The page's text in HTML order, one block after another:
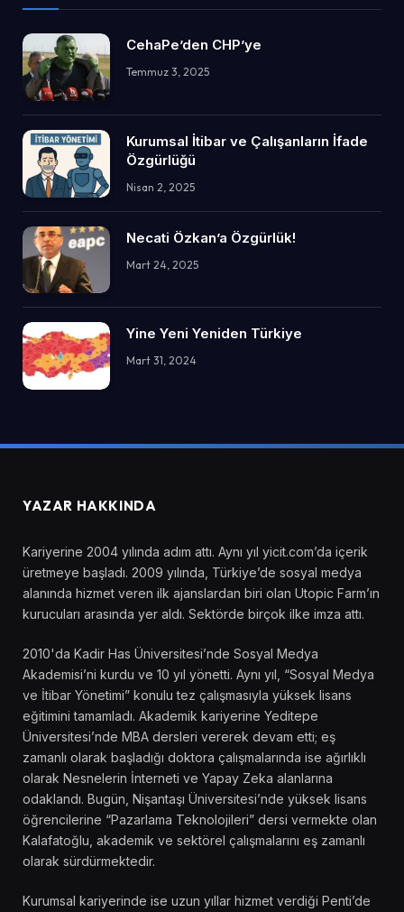
CehaPe’den CHP’ye
Temmuz 3, 2025
Kurumsal İtibar ve Çalışanların İfade
Özgürlüğü
Nisan 2, 2025
Necati Özkan’a Özgürlük!
Mart 24, 2025
Yine Yeni Yeniden Türkiye
Mart 31, 2024
YAZAR HAKKINDA
Kariyerine 2004 yılında adım attı. Aynı yıl yicit.com’da içerik
üretmeye başladı. 2009 yılında, Türkiye’de sosyal medya
alanında hizmet veren ilk ajanslardan biri olan Utopic Farm’ın
kurucuları arasında yer aldı. Sektörde birçok ilke imza attı.
2010'da Kadir Has Üniversitesi’nde Sosyal Medya
Akademisi’ni kurdu ve 10 yıl yönetti. Aynı yıl, “Sosyal Medya
ve İtibar Yönetimi” konulu tez çalışmasıyla yüksek lisans
eğitimini tamamladı. Akademik kariyerine Yeditepe
Üniversitesi’nde MBA dersleri vererek devam etti; eş
zamanlı olarak başladığı doktora çalışmalarında ise ağırlıklı
olarak Nesnelerin İnterneti ve Yapay Zeka alanlarına
odaklandı. Bugün, Nişantaşı Üniversitesi’nde yüksek lisans
öğrencilerine “Pazarlama Teknolojileri” dersi vermekte olan
Kalafatoğlu, akademik ve sektörel çalışmalarını eş zamanlı
olarak sürdürmektedir.
Kurumsal kariyerinde ise uzun yıllar hizmet verdiği Penti’de